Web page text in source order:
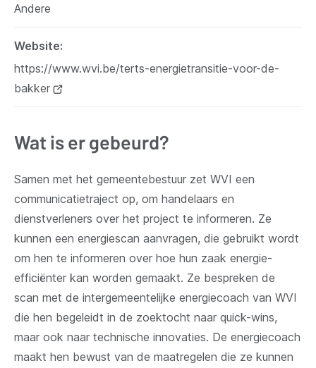
Andere
Website
https://www.wvi.be/terts-energietransitie-voor-de-
bakker
Wat is er gebeurd?
Samen met het gemeentebestuur zet WVI een
communicatietraject op, om handelaars en
dienstverleners over het project te informeren. Ze
kunnen een energiescan aanvragen, die gebruikt wordt
om hen te informeren over hoe hun zaak energie-
efficiënter kan worden gemaakt. Ze bespreken de
scan met de intergemeentelijke energiecoach van WVI
die hen begeleidt in de zoektocht naar quick-wins,
maar ook naar technische innovaties. De energiecoach
maakt hen bewust van de maatregelen die ze kunnen